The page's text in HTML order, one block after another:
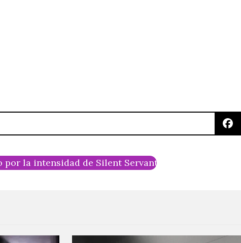
por la intensidad de Silent Servant